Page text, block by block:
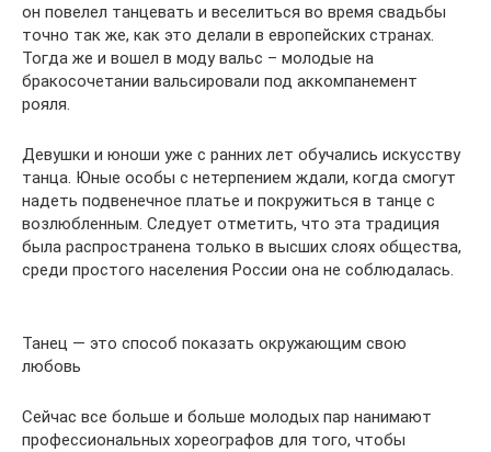
он повелел танцевать и веселиться во время свадьбы
точно так же, как это делали в европейских странах.
Тогда же и вошел в моду вальс – молодые на
бракосочетании вальсировали под аккомпанемент
рояля.
Девушки и юноши уже с ранних лет обучались искусству
танца. Юные особы с нетерпением ждали, когда смогут
надеть подвенечное платье и покружиться в танце с
возлюбленным. Следует отметить, что эта традиция
была распространена только в высших слоях общества,
среди простого населения России она не соблюдалась.
Танец — это способ показать окружающим свою
любовь
Сейчас все больше и больше молодых пар нанимают
профессиональных хореографов для того, чтобы